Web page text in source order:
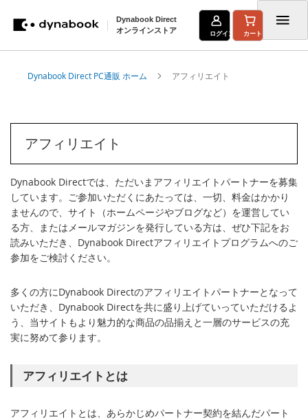
Dynabook Direct
オンラインストア
ン
ッ
プ
ログイン カート
Dynabook Direct PC通販 ホーム アフィリエイト
アフィリエイト
Dynabook Directでは、ただいまアフィリエイトパートナーを募集
しています。ご参加いただくにあたっては、一切、料金はかかり
ませんので、サイト（ホームページやブログなど）を運営してい
る方、またはメールマガジンを発行している方は、ぜひ下記をお
読みいただき、Dynabook Directアフィリエイトプログラムへのご
参加をご検討ください。
多くの方にDynabook Directのアフィリエイトパートナーとなって
いただき、Dynabook Directを共に盛り上げていっていただけるよ
う、当サイトもより魅力的な商品の品揃えと一層のサービスの充
実に努めて参ります。
アフィリエイトとは
アフィリエイトとは、あらかじめパートナー契約を結んだパート